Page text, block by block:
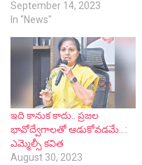
September 14, 2023
In "News"
ఇది కానుక కాదు.. ప్రజల
భావోద్వేగాలతో ఆడుకోవడమే.. :
ఎమ్మెల్సీ కవిత
August 30, 2023